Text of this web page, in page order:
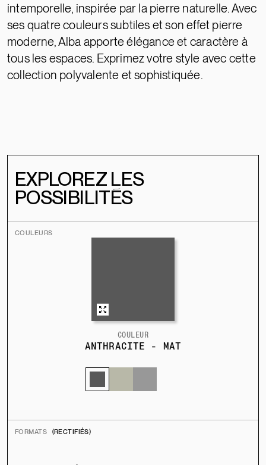
intemporelle, inspirée par la pierre naturelle. Avec
ses quatre couleurs subtiles et son effet pierre
moderne, Alba apporte élégance et caractère à
tous les espaces. Exprimez votre style avec cette
collection polyvalente et sophistiquée.
EXPLOREZ LES
POSSIBILITÉS
COULEURS
COULEUR
ANTHRACITE - MAT
FORMATS (RECTIFIÉS)